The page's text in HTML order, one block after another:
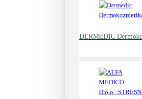
DERMEDIC